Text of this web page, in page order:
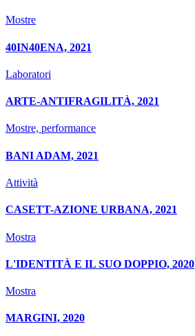
Mostre
40IN40ENA, 2021
Laboratori
ARTE-ANTIFRAGILITÀ, 2021
Mostre, performance
BANI ADAM, 2021
Attività
CASETT-AZIONE URBANA, 2021
Mostra
L'IDENTITÀ E IL SUO DOPPIO, 2020
Mostra
MARGINI, 2020